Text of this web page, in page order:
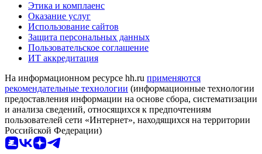
Этика и комплаенс
Оказание услуг
Использование сайтов
Защита персональных данных
Пользовательское соглашение
ИТ аккредитация
На информационном ресурсе hh.ru применяются
рекомендательные технологии (информационные технологии
предоставления информации на основе сбора, систематизации
и анализа сведений, относящихся к предпочтениям
пользователей сети «Интернет», находящихся на территории
Российской Федерации)